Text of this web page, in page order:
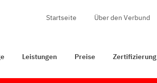
BÜRGERTELEFON
Startseite Über den Verbund
Leistungen Preise Zertifizierung